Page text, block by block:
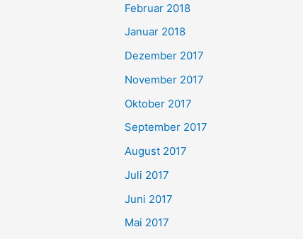
Februar 2018
Januar 2018
Dezember 2017
November 2017
Oktober 2017
September 2017
August 2017
Juli 2017
Juni 2017
Mai 2017